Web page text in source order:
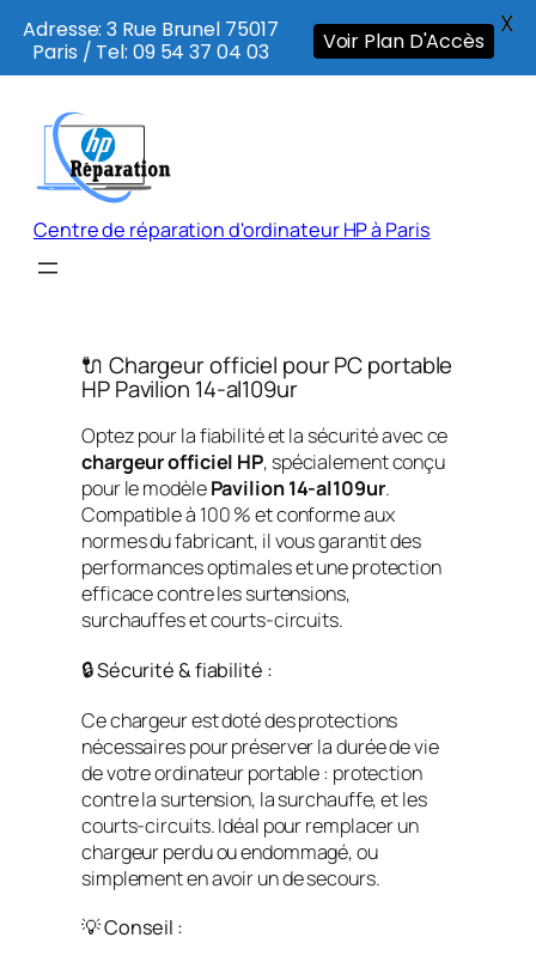
contenu
Centre de réparation d'ordinateur HP à Paris
🔌 Chargeur officiel pour PC portable
HP Pavilion 14-al109ur
Optez pour la fiabilité et la sécurité avec ce
chargeur officiel HP, spécialement conçu
pour le modèlePavilion 14-al109ur.
Compatible à 100 % et conforme aux
normes du fabricant, il vous garantit des
performances optimales et une protection
efficace contre les surtensions,
surchauffes et courts-circuits.
🔒 Sécurité & fiabilité :
Ce chargeur est doté des protections
nécessaires pour préserver la durée de vie
de votre ordinateur portable : protection
contre la surtension, la surchauffe, et les
courts-circuits. Idéal pour remplacer un
chargeur perdu ou endommagé, ou
simplement en avoir un de secours.
💡 Conseil :
Adresse: 3 Rue Brunel 75017
Paris / Tel: 09 54 37 04 03
Voir Plan D'Accès
X